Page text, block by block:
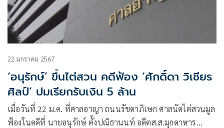
22 มกราคม 2567
‘อนุรักษ์’ ขึ้นไต่สวน คดีฟ้อง ‘ศักดิ์ดา วิเชียร
ศิลป์’ ปมเรียกรับเงิน 5 ล้าน
เมื่อวันที่ 22 ม.ค. ที่ศาลอาญา ถนนรัชดาภิเษก ศาลนัดไต่สวนมูล
ฟ้องในคดีที่ นายอนุรักษ์ ตั้งปณิธานนท์ อดีตส.ส.มุกดาหาร